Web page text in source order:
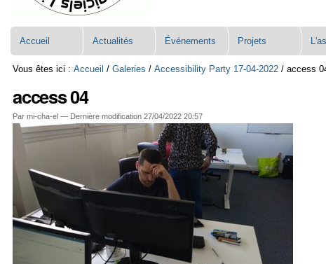
Accueil Actualités Événements Projets
Vous êtes ici : Accueil /Galeries /Accessibility Party 17-04-2022 /access
access 04
Par mi-cha-el — Dernière modification 27/04/2022 20:57